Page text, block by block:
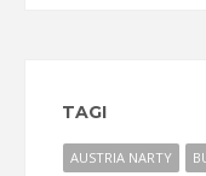
TAGI
AUSTRIA NARTY